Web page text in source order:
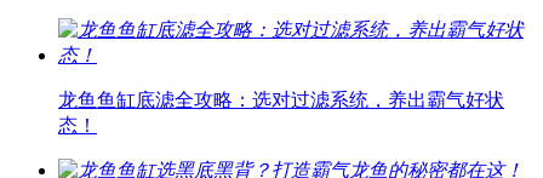
龙鱼鱼缸底滤全攻略：选对过滤系统，养出霸气好状
态！